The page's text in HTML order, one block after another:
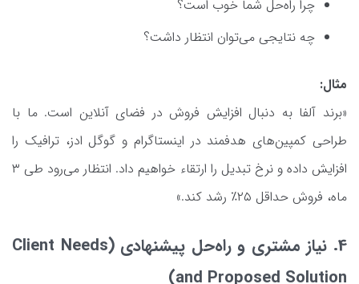
چرا راه‌حل شما خوب است؟
چه نتایجی می‌توان انتظار داشت؟
مثال:
«برند آلفا به دنبال افزایش فروش در فضای آنلاین است. ما با
طراحی کمپین‌های هدفمند در اینستاگرام و گوگل ادز، ترافیک را
افزایش داده و نرخ تبدیل را ارتقاء خواهیم داد. انتظار می‌رود طی ۳
ماه، فروش حداقل ۲۵٪ رشد کند.»
4. نیاز مشتری و راه‌حل پیشنهادی (Client Needs
and Proposed Solution)